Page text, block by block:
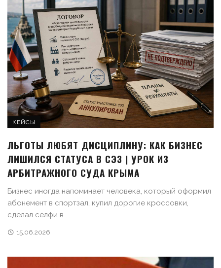
КЕЙСЫ
ЛЬГОТЫ ЛЮБЯТ ДИСЦИПЛИНУ: КАК БИЗНЕС
ЛИШИЛСЯ СТАТУСА В СЭЗ | УРОК ИЗ
АРБИТРАЖНОГО СУДА КРЫМА
Бизнес иногда напоминает человека, который оформил
абонемент в спортзал, купил дорогие кроссовки,
сделал селфи в ...
15.06.2026